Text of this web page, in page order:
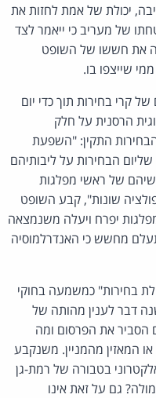
יכולת של אמת לחזות את
של מעריב כי ייאמר לצד
את חששו של השופט
שייצפו בו.
קרי בחירות תוך כדי יום
הרסנית על חלק
התקין: "השפעת
הבחירות על ליבותיהם
של ראשי מפלגות
שונות", קבע השופט
יפרח ויעלה משנמצאה
מחשש כי האנדרלמוסיה
בחירות" כמשמעה בחוקי
דבר לענין מהותה של
הסביר את הפרסום ומה
המאזין מהמניין. משנקבע
בטבורה של רמת-גן
גם על זאת אינו